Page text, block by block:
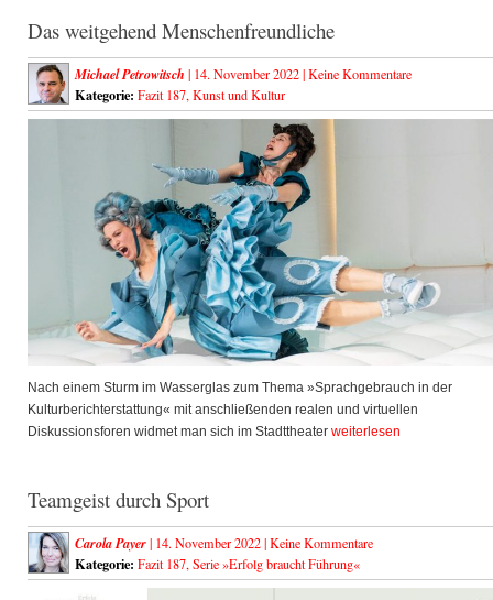
Das weitgehend Menschenfreundliche
Michael Petrowitsch | 14. November 2022 |Keine Kommentare
Kategorie: Fazit 187, Kunst und Kultur
Nach einem Sturm im Wasserglas zum Thema »Sprachgebrauch in der
Kulturberichterstattung« mit anschließenden realen und virtuellen
Diskussionsforen widmet man sich im Stadttheater weiterlesen
Teamgeist durch Sport
Carola Payer| 14. November 2022 |Keine Kommentare
Kategorie: Fazit 187, Serie »Erfolg braucht Führung«